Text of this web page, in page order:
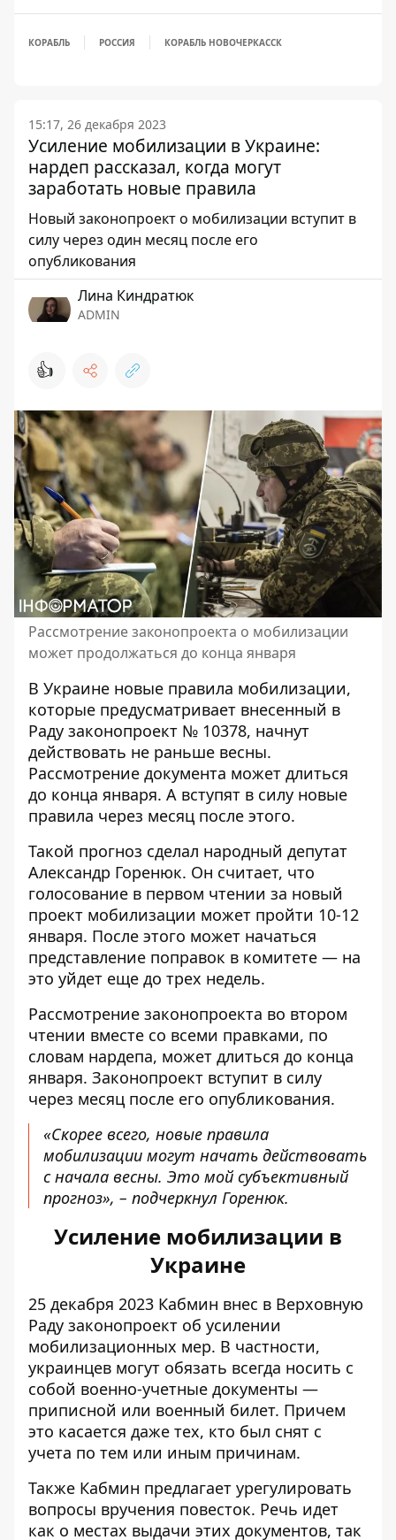
КОРАБЛЬ РОССИЯ КОРАБЛЬ НОВОЧЕРКАССК
15:17, 26 декабря 2023
Усиление мобилизации в Украине:
нардеп рассказал, когда могут
заработать новые правила
Новый законопроект о мобилизации вступит в
силу через один месяц после его
опубликования
Лина Киндратюк
ADMIN
👍
Рассмотрение законопроекта о мобилизации
может продолжаться до конца января
В Украине новые правила мобилизации,
которые предусматривает внесенный в
Раду законопроект № 10378, начнут
действовать не раньше весны.
Рассмотрение документа может длиться
до конца января. А вступят в силу новые
правила через месяц после этого.
Такой прогноз сделал народный депутат
Александр Горенюк. Он считает, что
голосование в первом чтении за новый
проект мобилизации может пройти 10-12
января. После этого может начаться
представление поправок в комитете — на
это уйдет еще до трех недель.
Рассмотрение законопроекта во втором
чтении вместе со всеми правками, по
словам нардепа, может длиться до конца
января. Законопроект вступит в силу
через месяц после его опубликования.
«Скорее всего, новые правила
мобилизации могут начать действовать
с начала весны. Это мой субъективный
прогноз», – подчеркнул Горенюк.
Усиление мобилизации в
Украине
25 декабря 2023 Кабмин внес в Верховную
Раду законопроект об усилении
мобилизационных мер. В частности,
украинцев могут обязать всегда носить с
собой военно-учетные документы —
приписной или военный билет. Причем
это касается даже тех, кто был снят с
учета по тем или иным причинам.
Также Кабмин предлагает урегулировать
вопросы вручения повесток. Речь идет
как о местах выдачи этих документов, так